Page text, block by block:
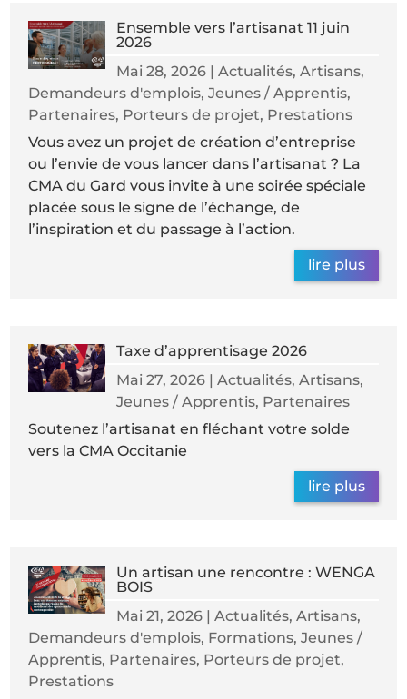
Ensemble vers l’artisanat 11 juin
2026
Mai 28, 2026| Actualités, Artisans,
Demandeurs d'emplois,Jeunes / Apprentis,
Partenaires, Porteurs de projet, Prestations
Vous avez un projet de création d’entreprise
ou l’envie de vous lancer dans l’artisanat ? La
CMA du Gard vous invite à une soirée spéciale
placée sous le signe de l’échange, de
l’inspiration et du passage à l’action.
lire plus
Taxe d’apprentisage 2026
Mai 27, 2026| Actualités, Artisans,
Jeunes / Apprentis, Partenaires
Soutenez l’artisanat en fléchant votre solde
vers la CMA Occitanie
lire plus
Un artisan une rencontre : WENGA
BOIS
Mai 21, 2026| Actualités, Artisans,
Demandeurs d'emplois, Formations,Jeunes /
Apprentis, Partenaires, Porteurs de projet,
Prestations